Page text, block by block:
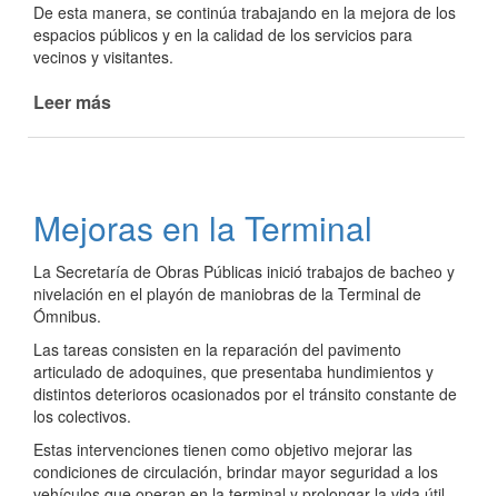
De esta manera, se continúa trabajando en la mejora de los
espacios públicos y en la calidad de los servicios para
vecinos y visitantes.
Leer más
playa
el
Faro
Mejoras en la Terminal
La Secretaría de Obras Públicas inició trabajos de bacheo y
nivelación en el playón de maniobras de la Terminal de
Ómnibus.
Las tareas consisten en la reparación del pavimento
articulado de adoquines, que presentaba hundimientos y
distintos deterioros ocasionados por el tránsito constante de
los colectivos.
Estas intervenciones tienen como objetivo mejorar las
condiciones de circulación, brindar mayor seguridad a los